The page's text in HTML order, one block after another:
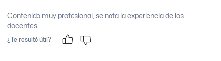
Contenido muy profesional, se nota la experiencia de los
docentes.
¿Te resultó útil?